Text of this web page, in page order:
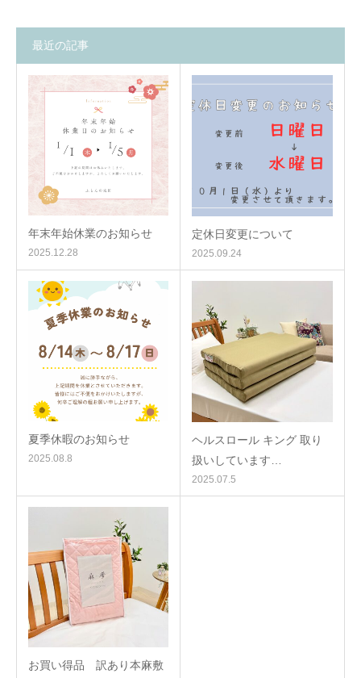
最近の記事
年末年始休業のお知らせ
2025.12.28
定休日変更について
2025.09.24
夏季休暇のお知らせ
2025.08.8
ヘルスロール キング 取り
扱いしています…
2025.07.5
お買い得品 訳あり本麻敷